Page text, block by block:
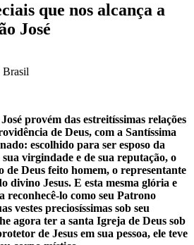
que nos alcança a
José
Brasil
provém das estreitíssimas relações
de Deus, com a Santíssima
escolhido para ser esposo da
virgindade e de sua reputação, o
Deus feito homem, o representante
divino Jesus. E esta mesma glória e
reconhecê-lo como seu Patrono
vestes preciosíssimas sob seu
agora ter a santa Igreja de Deus sob
de Jesus em sua pessoa, ele teve